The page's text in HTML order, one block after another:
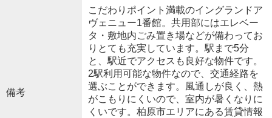
備考
こだわりポイント満載のイングランドア
ヴェニュー1番館。共用部にはエレベー
タ・敷地内ごみ置き場などが備わってお
りとても充実しています。駅まで5分
と、駅近でアクセスも良好な物件です。
2駅利用可能な物件なので、交通経路を
選ぶことができます。風通しが良く、熱
がこもりにくいので、室内が暑くなりに
くいです。柏原市エリアにある賃貸情報